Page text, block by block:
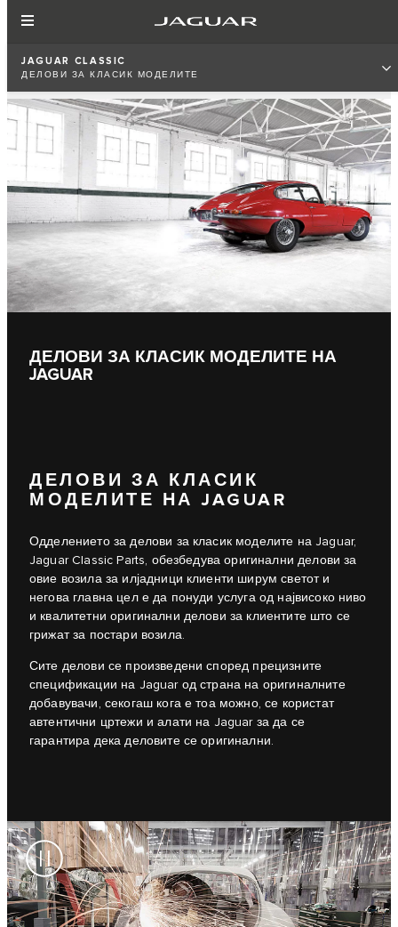
JAGUAR CLASSIC
ДЕЛОВИ ЗА КЛАСИК МОДЕЛИТЕ
ДЕЛОВИ ЗА КЛАСИК МОДЕЛИТЕ НА
JAGUAR
ДЕЛОВИ ЗА КЛАСИК
МОДЕЛИТЕ НА JAGUAR
Одделението за делови за класик моделите на Jaguar,
Jaguar Classic Parts, обезбедува оригинални делови за
овие возила за илјадници клиенти ширум светот и
негова главна цел е да понуди услуга од највисоко ниво
и квалитетни оригинални делови за клиентите што се
грижат за постари возила.
Сите делови се произведени според прецизните
спецификации на Jaguar од страна на оригиналните
добавувачи, секогаш кога е тоа можно, се користат
автентични цртежи и алати на Jaguar за да се
гарантира дека деловите се оригинални.